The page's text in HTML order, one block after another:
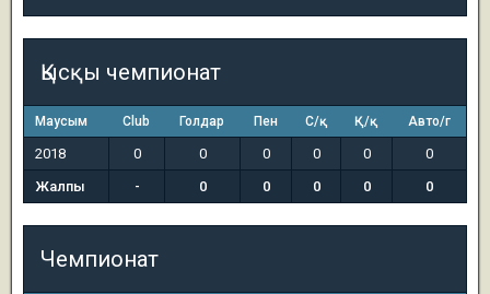
Қысқы чемпионат
Маусым Club Голдар Пен С/қ Қ/қ Авто/г
2018 0 0 0 0 0
0
Жалпы
- 0 0 0 0 0
Чемпионат